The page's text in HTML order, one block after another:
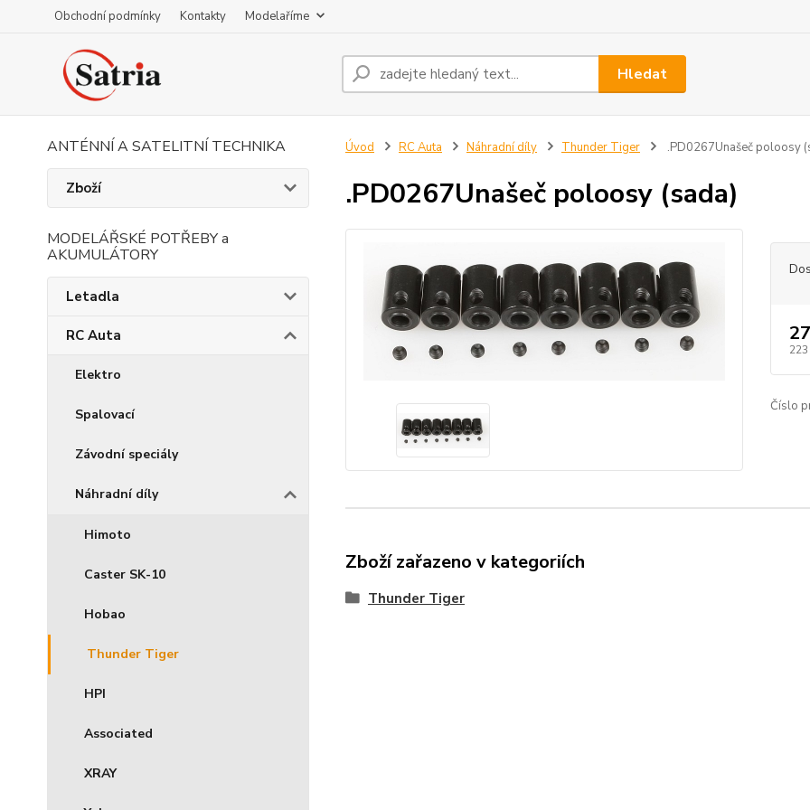
Obchodní podmínky Kontakty Modelaříme
Hledat
ANTÉNNÍ A SATELITNÍ TECHNIKA
Zboží
MODELÁŘSKÉ POTŘEBY a
AKUMULÁTORY
Letadla
RC Auta
Elektro
Spalovací
Závodní speciály
Náhradní díly
Himoto
Caster SK-10
Hobao
Thunder Tiger
HPI
Associated
XRAY
Úvod RC Auta Náhradní díly Thunder Tiger .PD0267Unašeč poloosy
.PD0267Unašeč poloosy (sada)
223
Číslo
Zboží zařazeno v kategoriích
Thunder Tiger